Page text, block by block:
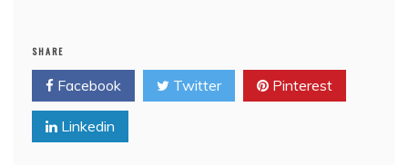
SHARE
Facebook Twitter Pinterest
Linkedin